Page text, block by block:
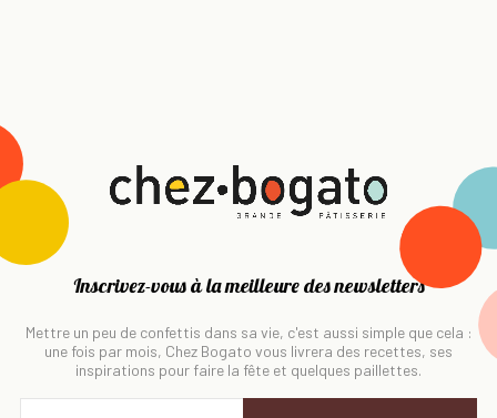
Inscrivez-vous à la meilleure des newsletters
Mettre un peu de confettis dans sa vie, c'est aussi simple que cela :
une fois par mois, Chez Bogato vous livrera des recettes, ses
inspirations pour faire la fête et quelques paillettes.